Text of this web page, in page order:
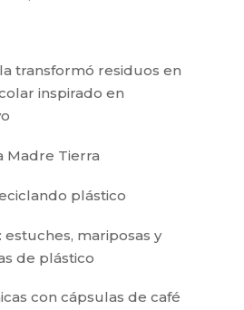
transformó residuos en
inspirado en
Madre Tierra
plástico
mariposas y
de plástico
con cápsulas de café